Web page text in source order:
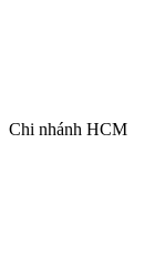
Chi nhánh HCM